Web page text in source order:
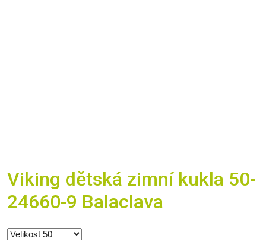
Viking dětská zimní kukla 50-
24660-9 Balaclava